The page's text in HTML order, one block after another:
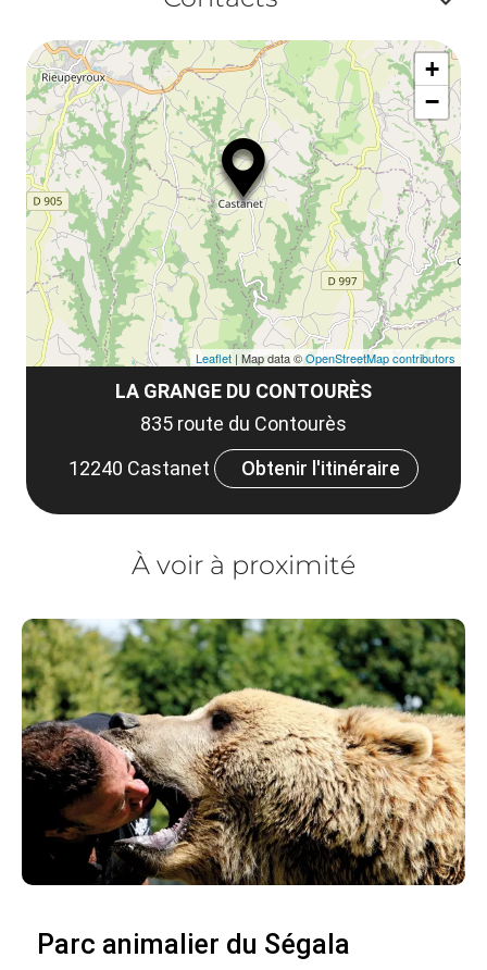
ou
et
ou
LA GRANGE DU CONTOURÈS
835 route du Contourès
12240 Castanet
Obtenir l'itinéraire
+
−
Leaflet | Map data ©OpenStreetMap contributors
À voir à proximité
Parc animalier du Ségala